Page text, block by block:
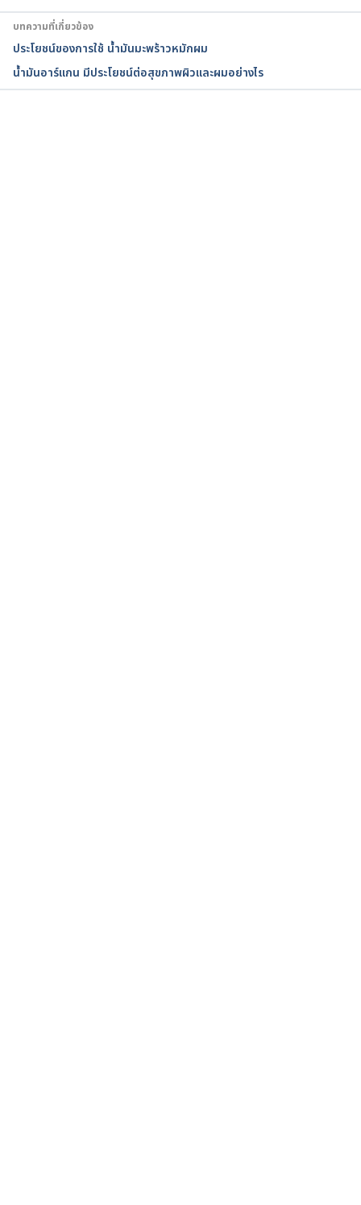
2017, Errachidia, Morocco
https://www.ncbi.nlm.nih.gov/pmc/articles/PMC55
35876/
บทความที่เกี่ยวข้อง
ประโยชน์ของการใช้ น้ำมันมะพร้าวหมักผม
น้ำมันอาร์แกน มีประโยชน์ต่อสุขภาพผิวและผมอย่างไร